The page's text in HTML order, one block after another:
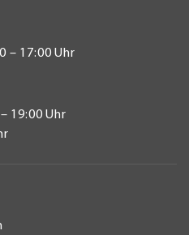
– 17:00 Uhr
19:00 Uhr